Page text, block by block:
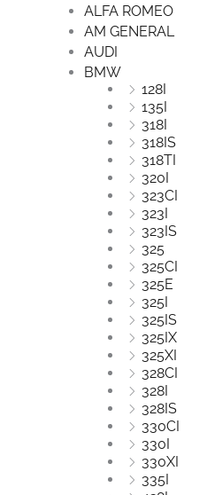
ALFA ROMEO
AM GENERAL
AUDI
BMW
128I
135I
318I
318IS
318TI
320I
323CI
323I
323IS
325
325CI
325E
325I
325IS
325IX
325XI
328CI
328I
328IS
330CI
330I
330XI
335I